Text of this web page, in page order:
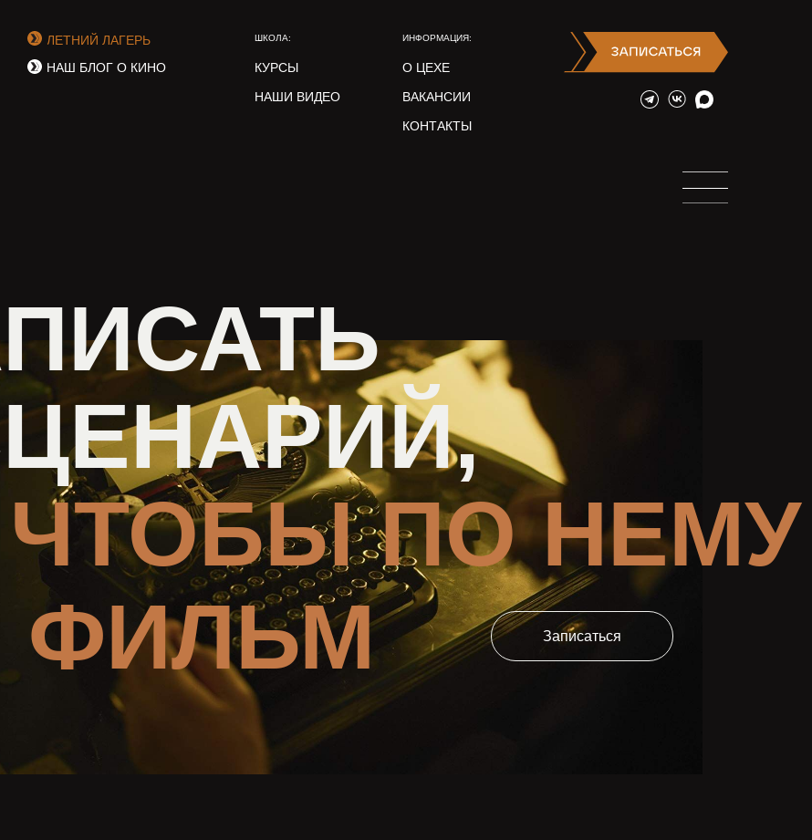
ШКОЛА: ИНФОРМАЦИЯ:
ЛЕТНИЙ ЛАГЕРЬ
КУРСЫ
НАШ БЛОГ О КИНО
О ЦЕХЕ
ВАКАНСИИ
КОНТАКТЫ
НАШИ ВИДЕО
ЧТОБЫ ПО НЕМУ
Записаться
ФИЛЬМ